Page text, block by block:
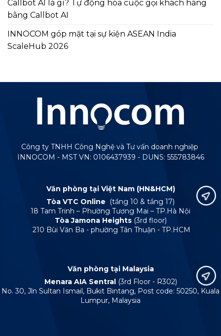
Callbot AI là gì? Tự động hóa cuộc gọi khách hàng
bằng Callbot AI
INNOCOM góp mặt tại sự kiện ASEAN India
ScaleHub 2026
Công ty TNHH Công Nghệ và Tư vấn doanh nghiệp
INNOCOM - MST VN: 0106437939 - DUNS: 555783846
Văn phòng tại Việt Nam (HN&HCM)
Tòa VTC Online
(tầng 10 & tầng 17)
18 Tam Trinh – Phường Tương Mai – TP.Hà Nội
Tòa Jamona Heights (3rd floor)
210 Bùi Văn Ba - phường Tân Thuận - TP.HCM
Văn phòng tại Malaysia
Menara AIA Sentral (3rd Floor - R302)
No. 30, Jln Sultan Ismail, Bukit Bintang, Post code: 50250, Kuala
Lumpur, Malaysia